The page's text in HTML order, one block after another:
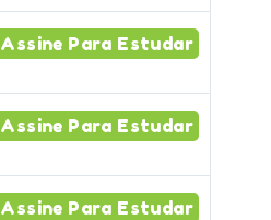
Assine Para Estudar
Assine Para Estudar
Assine Para Estudar